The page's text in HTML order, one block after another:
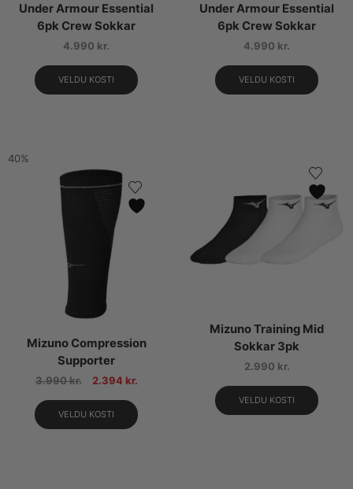
Under Armour Essential
6pk Crew Sokkar
4.990 kr.
VELDU KOSTI
Under Armour Essential
6pk Crew Sokkar
4.990 kr.
VELDU KOSTI
40%
Mizuno Compression
Supporter
3.990kr. 2.394 kr.
VELDU KOSTI
Mizuno Training Mid
Sokkar 3pk
2.990 kr.
VELDU KOSTI